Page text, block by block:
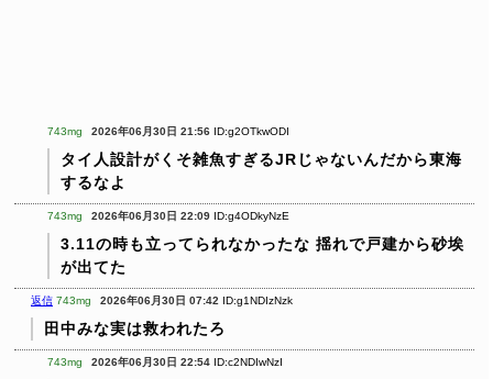
743mg 2026年06月30日 21:56 ID:g2OTkwODI
タイ人設計がくそ雑魚すぎるJRじゃないんだから東海
するなよ
743mg 2026年06月30日 22:09 ID:g4ODkyNzE
3.11の時も立ってられなかったな 揺れで戸建から砂埃
が出てた
返信 743mg 2026年06月30日 07:42 ID:g1NDIzNzk
田中みな実は救われたろ
743mg 2026年06月30日 22:54 ID:c2NDIwNzI